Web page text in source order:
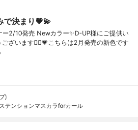
で決まり💗💫
ー2/10発売 Newカラー✨D-UP様にご提供い
ざいます🙇‍♀️💗こちらは2月発売の新色です
)
テンションマスカラforカール